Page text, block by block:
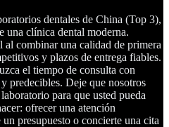
dentales de China (Top 3),
una clínica dental moderna.
combinar una calidad de primera
y plazos de entrega fiables.
el tiempo de consulta con
predecibles. Deje que nosotros
para que usted pueda
ofrecer una atención
presupuesto o concierte una cita